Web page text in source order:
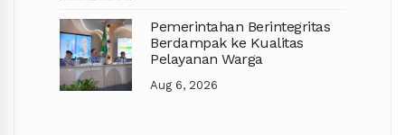
Pemerintahan Berintegritas
Berdampak ke Kualitas
Pelayanan Warga
Aug 6, 2026